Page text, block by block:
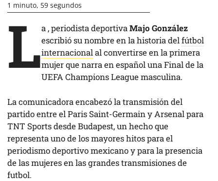
1 minuto, 59 segundos
La , periodista deportivaMajo González
escribió su nombre en la historia delfútbol
internacionalal convertirse en la primera
mujer que narra en español una Final de la
UEFA Champions League masculina.
La comunicadora encabezó la transmisión del
partido entre el Paris Saint-Germain y Arsenal para
TNT Sports desde Budapest, un hecho que
representa uno de los mayores hitos para el
periodismo deportivo mexicano y para la presencia
de las mujeres en las grandes transmisiones de
futbol.